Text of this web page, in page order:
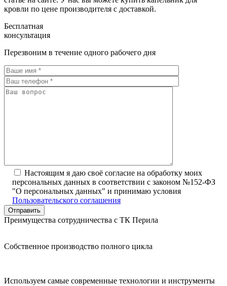
кровли по цене производителя с доставкой.
Бесплатная
консультация
Перезвоним в течение одного рабочего дня
Настоящим я даю своё согласие на обработку моих
персональных данных в соответствии с законом №152-ФЗ
"О персональных данных" и принимаю условия
Пользовательского соглашения
Преимущества сотрудничества с ТК Перила
Собственное производство полного цикла
Используем самые современные технологии и инструменты